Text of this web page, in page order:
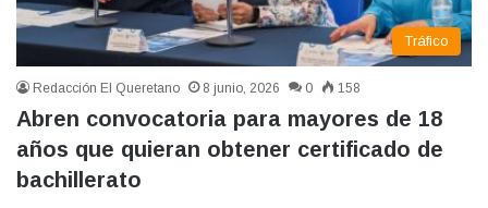
Tráfico
Redacción El Queretano 8 junio, 2026 0 158
Abren convocatoria para mayores de 18
años que quieran obtener certificado de
bachillerato